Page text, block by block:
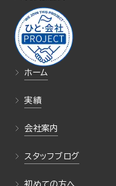
ホーム
実績
会社案内
スタッフブログ
初めての方へ